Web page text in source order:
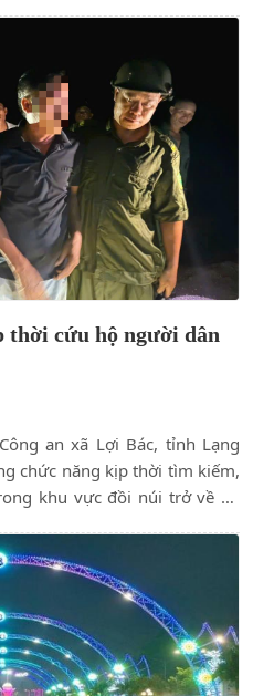
thời cứu hộ người dân
an xã Lợi Bác, tỉnh Lạng
chức năng kịp thời tìm kiếm,
khu vực đồi núi trở về an